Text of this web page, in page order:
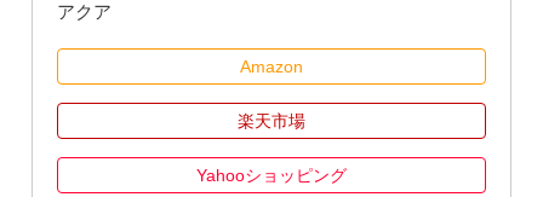
アクア
Amazon
楽天市場
Yahooショッピング